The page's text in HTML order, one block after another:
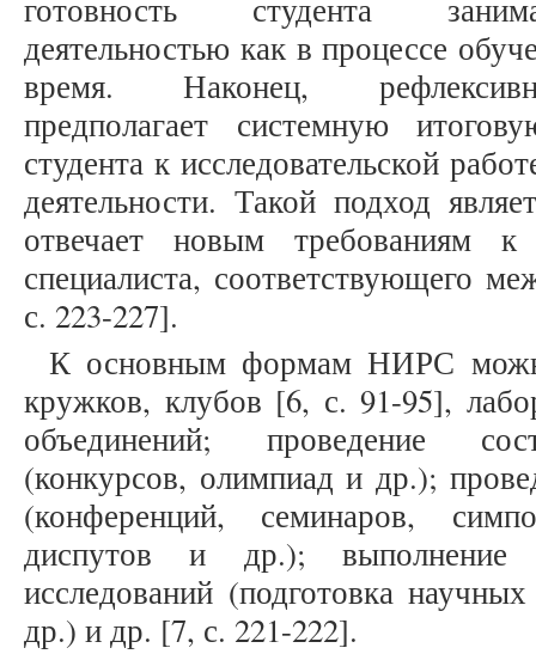
готовность студента
деятельностью как в процессе
время. Наконец,
предполагает системную
студента к исследовательской
деятельности. Такой подход
отвечает новым требованиям к
специалиста, соответствующего
с. 223-227].
К основным формам НИРС
кружков, клубов [6, с. 91-95],
объединений; проведение
(конкурсов, олимпиад и др.);
(конференций, семинаров,
диспутов и др.); выполнение
исследований (подготовка
др.) и др. [7, с. 221-222].